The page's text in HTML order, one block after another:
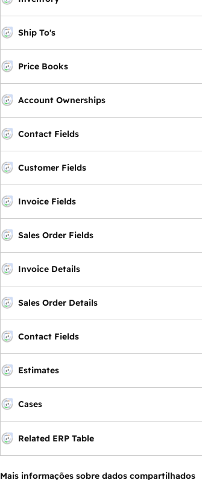
Ship To's
Price Books
Account Ownerships
Contact Fields
Customer Fields
Invoice Fields
Sales Order Fields
Invoice Details
Sales Order Details
Contact Fields
Estimates
Cases
Related ERP Table
Mais informações sobre dados compartilhados